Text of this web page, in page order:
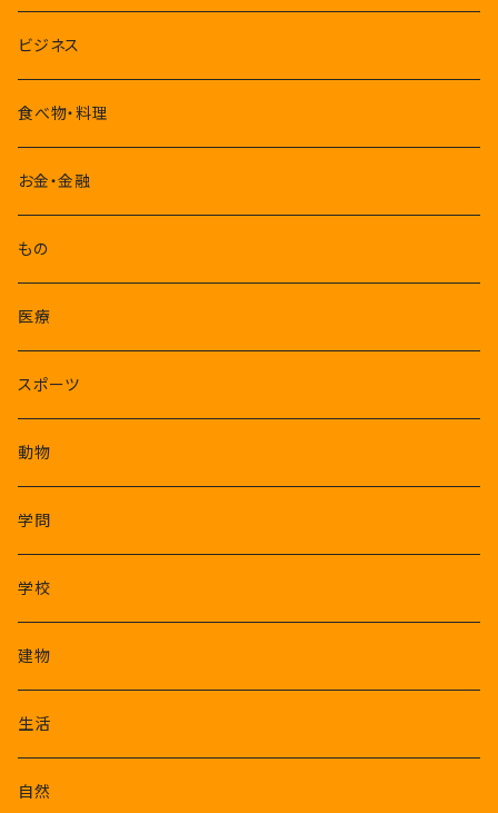
7-9月
10-12月
ビジネス
食べ物・料理
お金・金融
もの
医療
スポーツ
動物
学問
学校
建物
生活
自然